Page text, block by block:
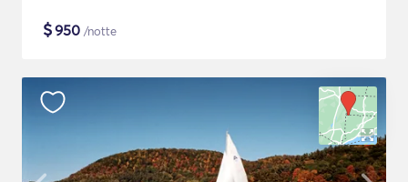
$950 /notte